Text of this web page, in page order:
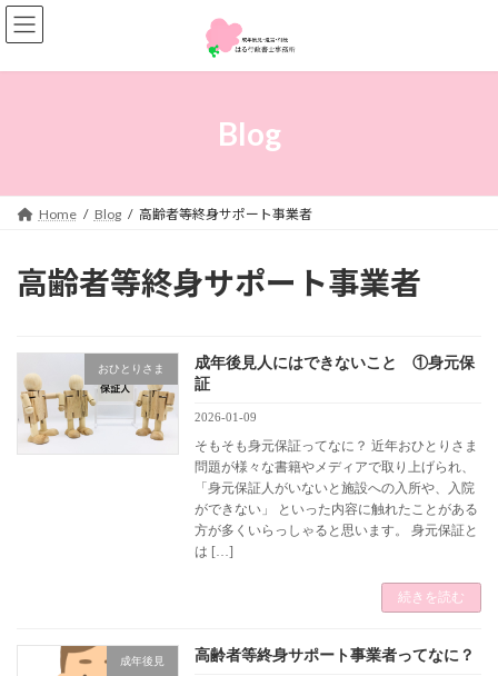
コ
ン
ン
ナ
ビ
ー
Blog
Home Blog 高齢者等終身サポート事業者
高齢者等終身サポート事業者
おひとりさま
成年後見人にはできないこと ①身元保
証
2026-01-09
そもそも身元保証ってなに？ 近年おひとりさま
問題が様々な書籍やメディアで取り上げられ、
「身元保証人がいないと施設への入所や、入院
ができない」 といった内容に触れたことがある
方が多くいらっしゃると思います。 身元保証と
は […]
続きを読む
成年後見 高齢者等終身サポート事業者ってなに？